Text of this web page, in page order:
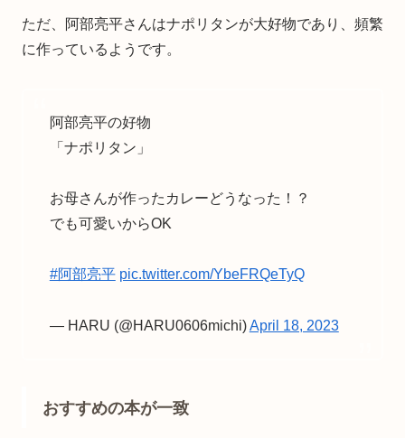
ただ、阿部亮平さんはナポリタンが大好物であり、頻繁
に作っているようです。
阿部亮平の好物
「ナポリタン」
お母さんが作ったカレーどうなった！？
でも可愛いからOK
#阿部亮平 pic.twitter.com/YbeFRQeTyQ
— HARU (@HARU0606michi)April 18, 2023
おすすめの本が一致